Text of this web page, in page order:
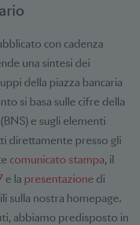
con cadenza
una sintesi dei
della piazza bancaria
si basa sulle cifre della
e sugli elementi
direttamente presso gli
comunicato stampa, il
e la presentazione di
sulla nostra homepage.
abbiamo predisposto in